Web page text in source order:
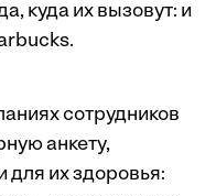
куда их вызовут: и
сотрудников
анкету,
их здоровья: